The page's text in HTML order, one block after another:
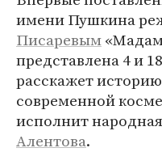
имени Пушкина
Писаревым
представлена 4 и
расскажет
современной
исполнит
Алентова.